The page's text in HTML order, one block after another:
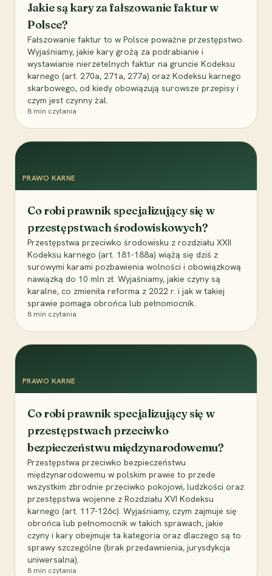
Jakie są kary za fałszowanie faktur w
Polsce?
Fałszowanie faktur to w Polsce poważne przestępstwo.
Wyjaśniamy, jakie kary grożą za podrabianie i
wystawianie nierzetelnych faktur na gruncie Kodeksu
karnego (art. 270a, 271a, 277a) oraz Kodeksu karnego
skarbowego, od kiedy obowiązują surowsze przepisy i
czym jest czynny żal.
8 min czytania
PRAWO KARNE
Co robi prawnik specjalizujący się w
przestępstwach środowiskowych?
Przestępstwa przeciwko środowisku z rozdziału XXII
Kodeksu karnego (art. 181-188a) wiążą się dziś z
surowymi karami pozbawienia wolności i obowiązkową
nawiązką do 10 mln zł. Wyjaśniamy, jakie czyny są
karalne, co zmieniła reforma z 2022 r. i jak w takiej
sprawie pomaga obrońca lub pełnomocnik.
8 min czytania
PRAWO KARNE
Co robi prawnik specjalizujący się w
przestępstwach przeciwko
bezpieczeństwu międzynarodowemu?
Przestępstwa przeciwko bezpieczeństwu
międzynarodowemu w polskim prawie to przede
wszystkim zbrodnie przeciwko pokojowi, ludzkości oraz
przestępstwa wojenne z Rozdziału XVI Kodeksu
karnego (art. 117-126c). Wyjaśniamy, czym zajmuje się
obrońca lub pełnomocnik w takich sprawach, jakie
czyny i kary obejmuje ta kategoria oraz dlaczego są to
sprawy szczególne (brak przedawnienia, jurysdykcja
uniwersalna).
8 min czytania